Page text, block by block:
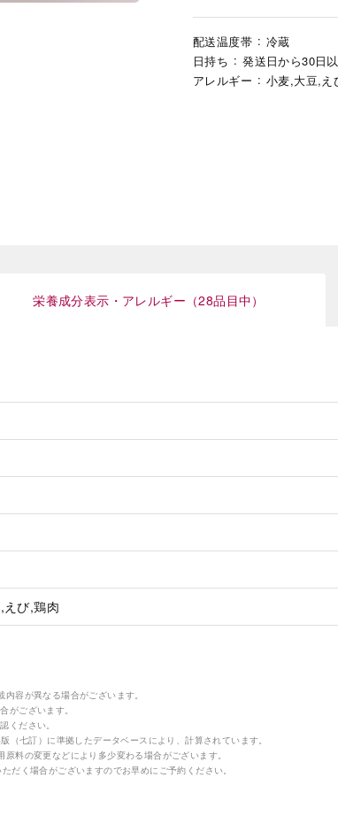
配送温度帯
冷蔵
日持ち
発送日から30日
アレルギー
小麦,大豆,え
栄養成分表示・アレルギー（28品目中）
び,鶏肉
容が異なる場合がございます。
がございます。
ください。
七訂）に準拠したデータベースにより、計算されています。
料の変更などにより多少変わる場合がございます。
だく場合がございますのでお早めにご予約ください。